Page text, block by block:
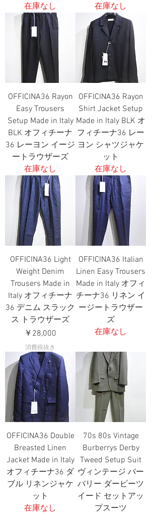
在庫なし
在庫なし
OFFICINA36 Rayon
Easy Trousers
Setup Made in Italy
BLK オフィチーナ
36 レーヨン イージ
ートラウザーズ
在庫なし
OFFICINA36 Rayon
Shirt Jacket Setup
Made in Italy BLK オ
フィチーナ36 レー
ヨン シャツジャケ
ット
在庫なし
OFFICINA36 Light
Weight Denim
Trousers Made in
Italy オフィチーナ
36 デニム スラック
ス トラウザーズ
価格
￥28,000
消費税抜き
OFFICINA36 Italian
Linen Easy Trousers
Made in Italy オフィ
チーナ36 リネン イ
ージートラウザー
ズ
在庫なし
OFFICINA36 Double
Breasted Linen
Jacket Made in Italy
オフィチーナ36 ダ
ブル リネンジャケ
ット
在庫なし
70s 80s Vintage
Burberrys Derby
Tweed Setup Suit
ヴィンテージ バー
バリー ダービーツ
イード セットアッ
プスーツ